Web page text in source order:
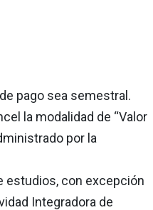
pago sea semestral.
la modalidad de “Valor
por la
estudios, con excepción
Integradora de